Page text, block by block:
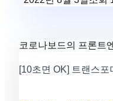
코로나보드의 프론트
[10초면 OK] 트랜스포